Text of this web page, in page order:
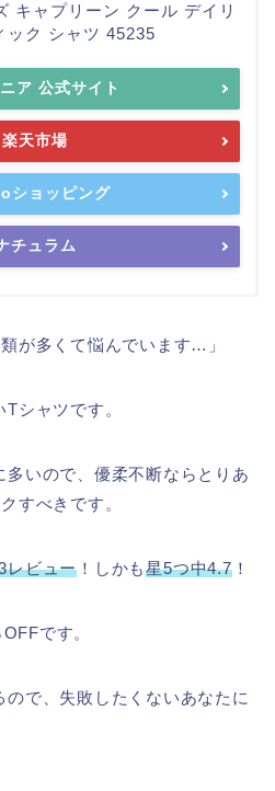
キャプリーン クール デイリ
ック シャツ 45235
ア 公式サイト
楽天市場
ショッピング
チュラム
が多くて悩んでいます…」
シャツです。
多いので、優柔不断ならとりあ
すべきです。
レビュー ！しかも星5つ中4.7！
です。
で、失敗したくないあなたに